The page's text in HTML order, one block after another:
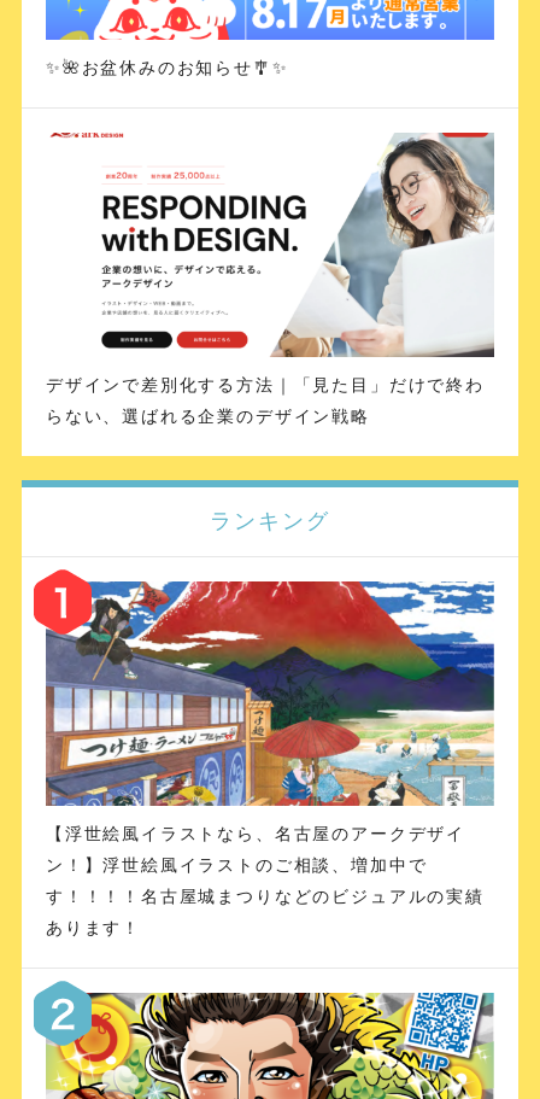
✨🌺お盆休みのお知らせ🎐✨
デザインで差別化する方法｜「見た目」だけで終わ
らない、選ばれる企業のデザイン戦略
ランキング
【浮世絵風イラストなら、名古屋のアークデザイ
ン！】浮世絵風イラストのご相談、増加中で
す！！！！名古屋城まつりなどのビジュアルの実績
あります！